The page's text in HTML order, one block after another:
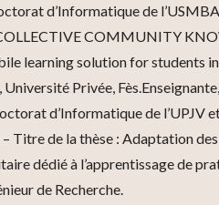
d’Informatique de
COMMUNITY
learning solution for students
Privée,
d’Informatique de l’UPJV
Titre de la thèse : Adaptation
dédié à l’apprentissage de
de Recherche.